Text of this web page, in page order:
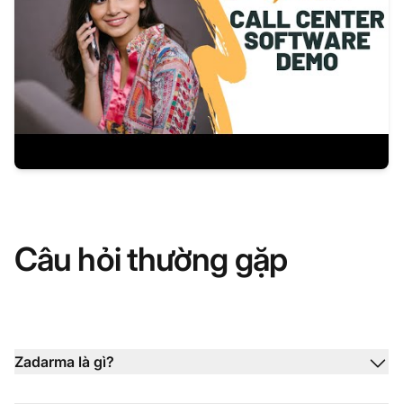
Câu hỏi thường gặp
Zadarma là gì?